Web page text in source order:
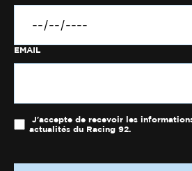
EMAIL
J'accepte de recevoir les
actualités du Racing 92.